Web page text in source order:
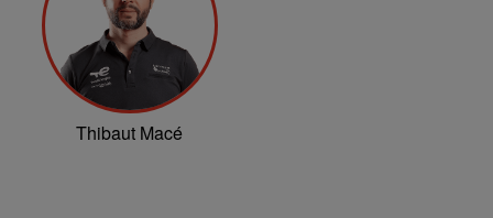
Thibaut Macé